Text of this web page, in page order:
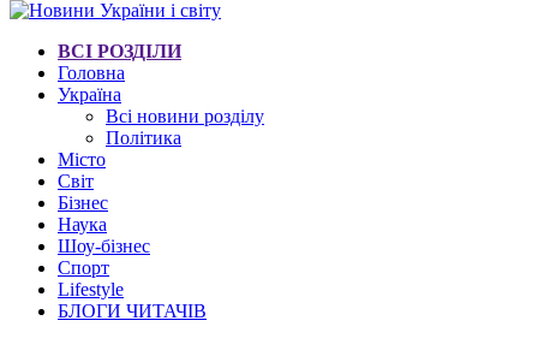
ВСІ РОЗДІЛИ
Головна
Україна
Всі новини розділу
Політика
Місто
Світ
Бізнес
Наука
Шоу-бізнес
Спорт
Lifestyle
БЛОГИ ЧИТАЧІВ